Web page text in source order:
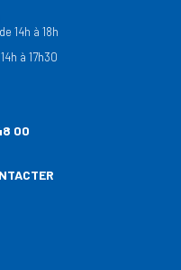
14h à 18h
à 17h30
00